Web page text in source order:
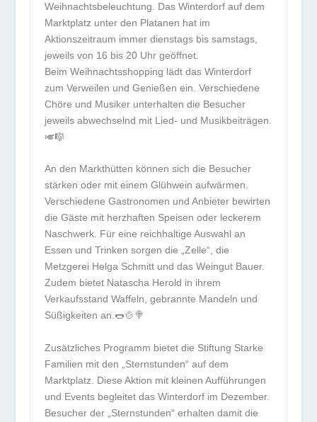
Weihnachtsbeleuchtung. Das Winterdorf auf dem
Marktplatz unter den Platanen hat im
Aktionszeitraum immer dienstags bis samstags,
jeweils von 16 bis 20 Uhr geöffnet.
Beim Weihnachtsshopping lädt das Winterdorf
zum Verweilen und Genießen ein. Verschiedene
Chöre und Musiker unterhalten die Besucher
jeweils abwechselnd mit Lied- und Musikbeiträgen.
🎺🎼
An den Markthütten können sich die Besucher
stärken oder mit einem Glühwein aufwärmen.
Verschiedene Gastronomen und Anbieter bewirten
die Gäste mit herzhaften Speisen oder leckerem
Naschwerk. Für eine reichhaltige Auswahl an
Essen und Trinken sorgen die „Zelle“, die
Metzgerei Helga Schmitt und das Weingut Bauer.
Zudem bietet Natascha Herold in ihrem
Verkaufsstand Waffeln, gebrannte Mandeln und
Süßigkeiten an.🌭🍲🍭
Zusätzliches Programm bietet die Stiftung Starke
Familien mit den „Sternstunden“ auf dem
Marktplatz. Diese Aktion mit kleinen Aufführungen
und Events begleitet das Winterdorf im Dezember.
Besucher der „Sternstunden“ erhalten damit die